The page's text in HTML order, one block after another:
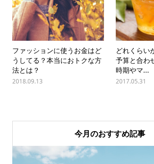
ファッションに使うお金はど
うしてる？本当におトクな方
法とは？
2018.09.13
どれくらい
予算と合わ
時期やマ...
2017.05.31
今月のおすすめ記事